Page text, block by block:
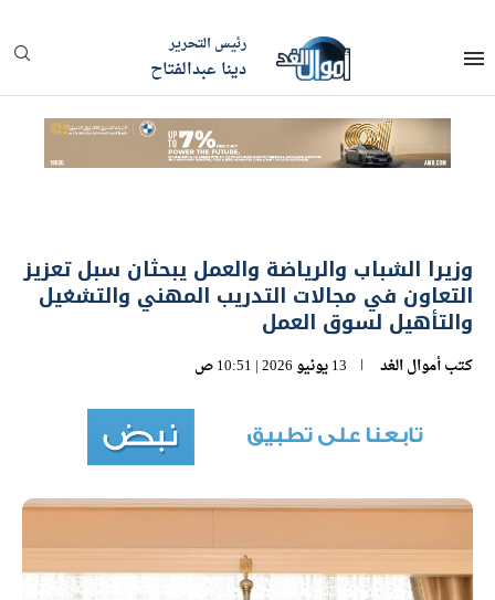
رئيس التحرير
دينا عبدالفتاح
وزيرا الشباب والرياضة والعمل يبحثان سبل تعزيز
التعاون في مجالات التدريب المهني والتشغيل
والتأهيل لسوق العمل
كتبأموال الغد 13 يونيو 2026 | 10:51 ص